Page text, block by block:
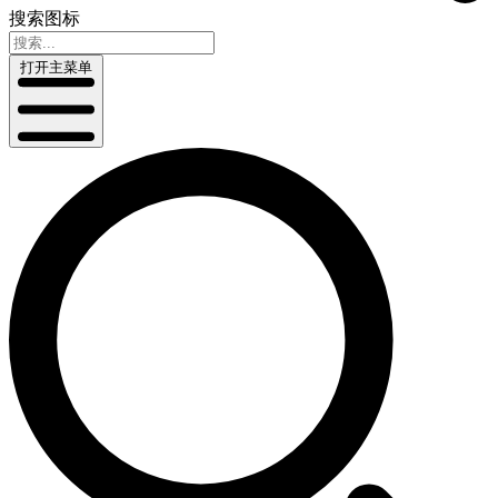
搜索图标
打开主菜单